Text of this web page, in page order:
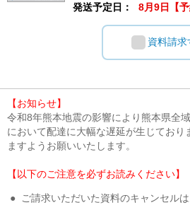
発送予定日：
8月9日【予
資料請求
【お知らせ】
令和8年熊本地震の影響により熊本県全
において配達に大幅な遅延が生じており
ますようお願いいたします。
【以下のご注意を必ずお読みください】
●
ご請求いただいた資料のキャンセル